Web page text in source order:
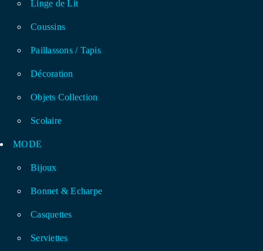
Linge de Lit
Coussins
Paillassons / Tapis
Décoration
Objets Collection
Scolaire
MODE
Bijoux
Bonnet & Echarpe
Casquettes
Serviettes